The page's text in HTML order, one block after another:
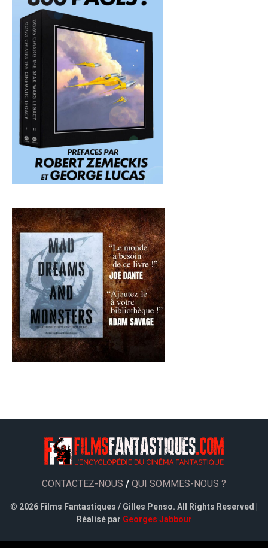
CONTACTEZ-NOUS / QUI SOMMES-NOUS ?
© 2026 Films Fantastiques / Gilles Penso. All Rights Reserved |
Réalisé par Georges Jabbour